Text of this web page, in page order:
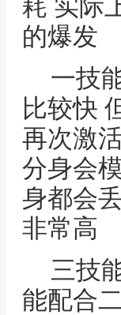
耗 实际
的爆发
一技
比较快
再次激
分身会
身都会
非常高
三技
能配合